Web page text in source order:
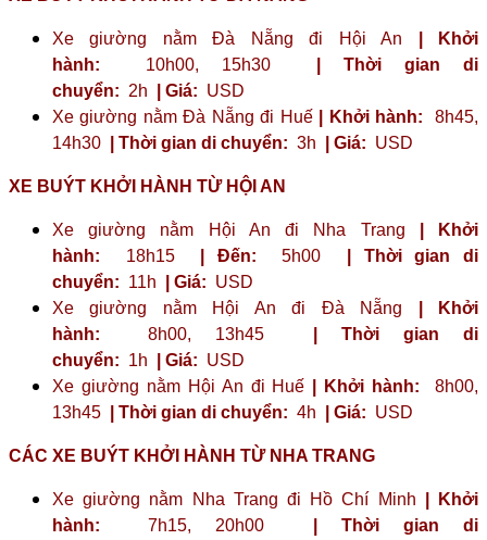
Xe giường nằm Đà Nẵng đi Hội An
| Khởi
hành: 10h00, 15h30
| Thời gian di
chuyển: 2h | Giá: USD
Xe giường nằm Đà Nẵng đi Huế
| Khởi hành: 8h45,
14h30
| Thời gian di chuyển: 3h | Giá: USD
XE BUÝT KHỞI HÀNH TỪ HỘI AN
Xe giường nằm Hội An đi Nha Trang
| Khởi
hành: 18h15 | Đến: 5h00
| Thời gian di
chuyển: 11h | Giá: USD
Xe giường nằm Hội An đi Đà Nẵng
| Khởi
hành: 8h00, 13h45
| Thời gian di
chuyển: 1h | Giá: USD
Xe giường nằm Hội An đi Huế
| Khởi hành: 8h00,
13h45
| Thời gian di chuyển: 4h | Giá: USD
CÁC XE BUÝT KHỞI HÀNH TỪ NHA TRANG
Xe giường nằm Nha Trang đi Hồ Chí Minh
| Khởi
hành: 7h15, 20h00
| Thời gian di